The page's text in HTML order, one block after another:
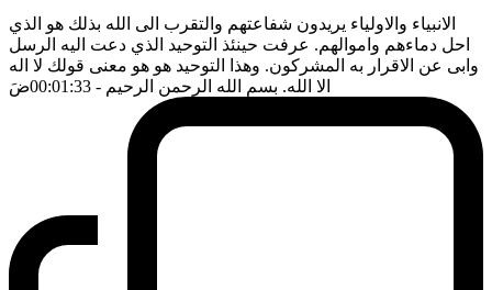
الانبياء والاولياء يريدون شفاعتهم والتقرب الى الله بذلك هو الذي
احل دماءهم واموالهم. عرفت حينئذ التوحيد الذي دعت اليه الرسل
وابى عن الاقرار به المشركون. وهذا التوحيد هو هو معنى قولك لا اله
الا الله. بسم الله الرحمن الرحيم - 00:01:33 ضَ